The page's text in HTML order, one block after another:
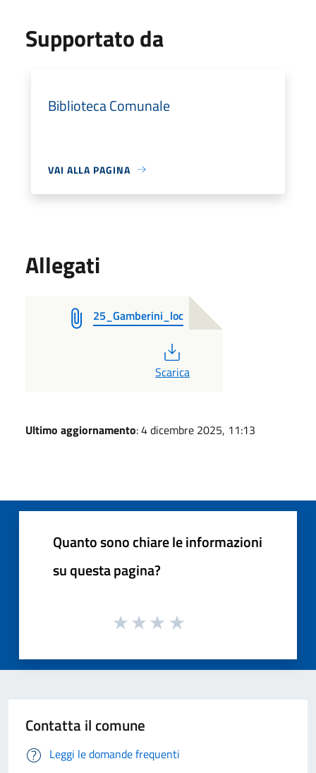
Supportato da
Biblioteca Comunale
VAI ALLA PAGINA
Allegati
25_Gamberini_loc
Scarica
Ultimo aggiornamento: 4 dicembre 2025, 11:13
Quanto sono chiare le informazioni
su questa pagina?
Contatta il comune
Leggi le domande frequenti